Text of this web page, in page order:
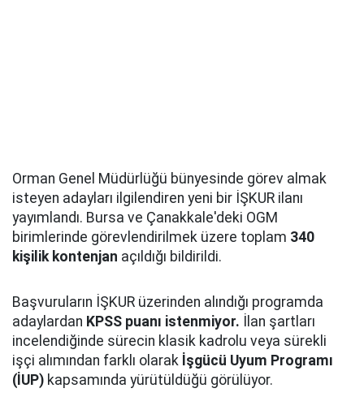
Orman Genel Müdürlüğü bünyesinde görev almak
isteyen adayları ilgilendiren yeni bir İŞKUR ilanı
yayımlandı. Bursa ve Çanakkale'deki OGM
birimlerinde görevlendirilmek üzere toplam 340
kişilik kontenjan açıldığı bildirildi.
Başvuruların İŞKUR üzerinden alındığı programda
adaylardan KPSS puanı istenmiyor. İlan şartları
incelendiğinde sürecin klasik kadrolu veya sürekli
işçi alımından farklı olarak İşgücü Uyum Programı
(İUP) kapsamında yürütüldüğü görülüyor.